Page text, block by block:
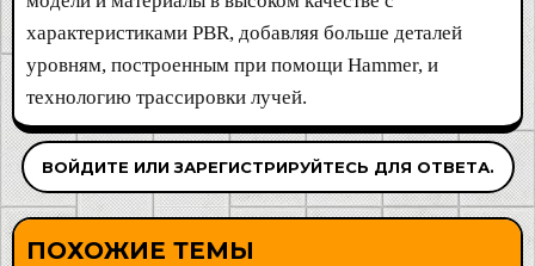
характеристиками PBR, добавляя больше деталей
уровням, построенным при помощи Hammer, и
технологию трассировки лучей.
ВОЙДИТЕ ИЛИ ЗАРЕГИСТРИРУЙТЕСЬ ДЛЯ ОТВЕТА.
ПОХОЖИЕ ТЕМЫ